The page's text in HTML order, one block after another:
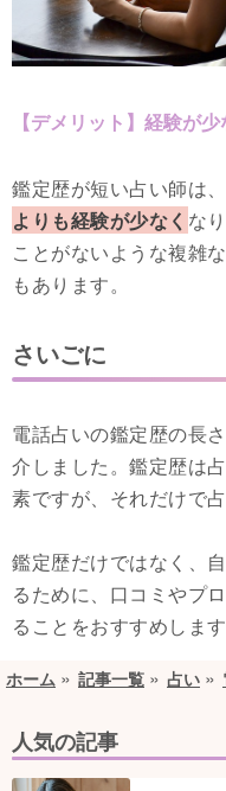
【デメリット】経験が
鑑定歴が短い占い師は
よりも経験が少なく な
ことがないような複雑
もあります。
さいごに
電話占いの鑑定歴の長
介しました。鑑定歴は
素ですが、それだけで
鑑定歴だけではなく、
るために、口コミやプ
ることをおすすめします
ホーム 記事一覧 占い
人気の記事